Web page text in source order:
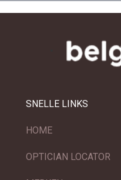
SNELLE LINKS
HOME
OPTICIAN LOCATOR